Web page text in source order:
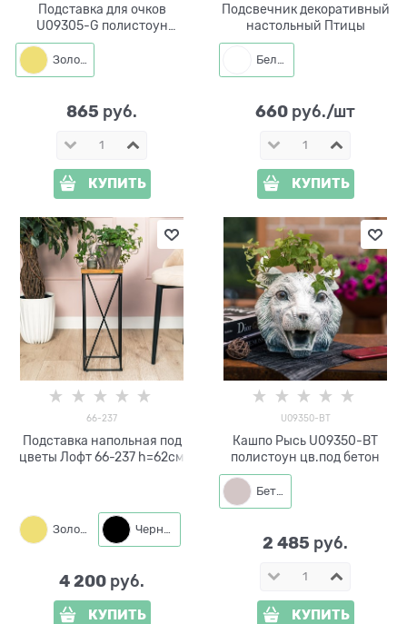
Подставка для очков
U09305-G полистоун
цв.золотой
Золото
865 руб.
КУПИТЬ
Подсвечник декоративный
настольный Птицы
Белый
660 руб./шт
КУПИТЬ
66-237
Подставка напольная под
цветы Лофт 66-237 h=62см
Золото Черный
4 200 руб.
КУПИТЬ
U09350-BT
Кашпо Рысь U09350-BT
полистоун цв.под бетон
Бетон
2 485 руб.
КУПИТЬ